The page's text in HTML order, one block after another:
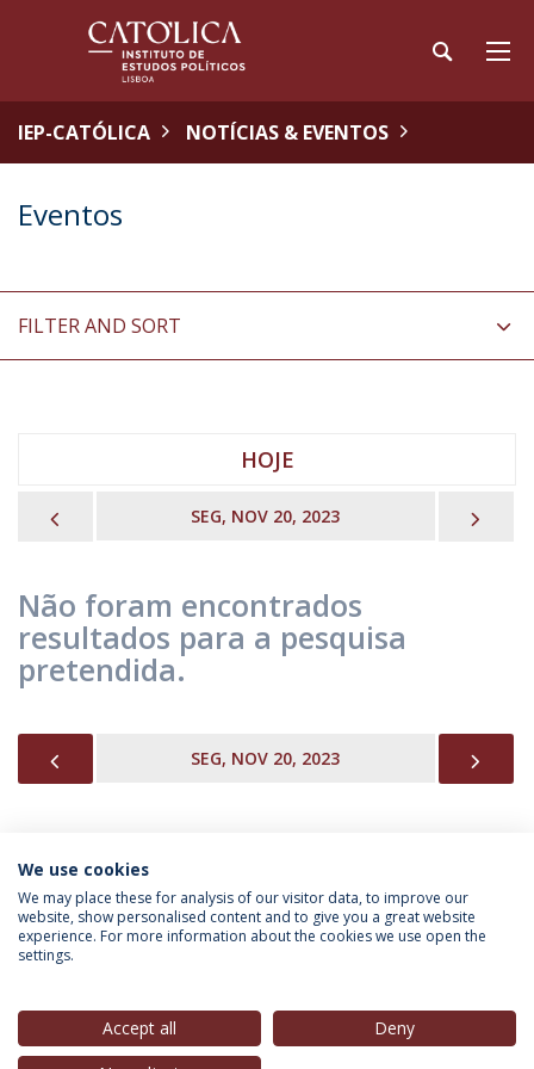
IEP-CATÓLICA NOTÍCIAS & EVENTOS
Eventos
FILTER AND SORT
HOJE
SEG, NOV 20, 2023
Não foram encontrados
resultados para a pesquisa
pretendida.
SEG, NOV 20, 2023
INFORMAÇÃO PARA
We use cookies
We may place these for analysis of our visitor data, to improve our
website, show personalised content and to give you a great website
experience. For more information about the cookies we use open the
settings.
Accept all
Deny